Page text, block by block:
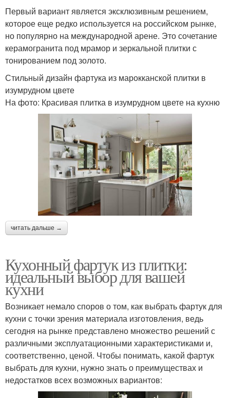
Первый вариант является эксклюзивным решением,
которое еще редко используется на российском рынке,
но популярно на международной арене. Это сочетание
керамогранита под мрамор и зеркальной плитки с
тонированием под золото.
Стильный дизайн фартука из марокканской плитки в
изумрудном цвете
На фото: Красивая плитка в изумрудном цвете на кухню
читать дальше →
Кухонный фартук из плитки:
идеальный выбор для вашей
кухни
Возникает немало споров о том, как выбрать фартук для
кухни с точки зрения материала изготовления, ведь
сегодня на рынке представлено множество решений с
различными эксплуатационными характеристиками и,
соответственно, ценой. Чтобы понимать, какой фартук
выбрать для кухни, нужно знать о преимуществах и
недостатков всех возможных вариантов: